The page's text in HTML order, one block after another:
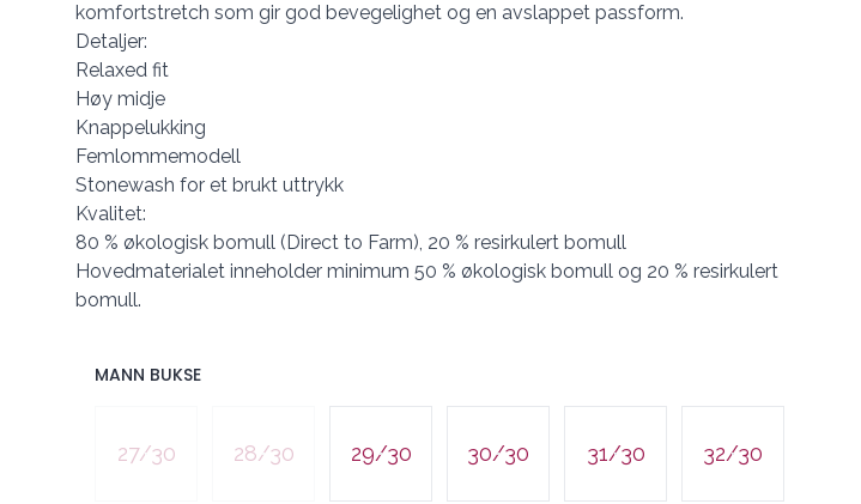
komfortstretch som gir god bevegelighet og en avslappet passform.
Detaljer:
Relaxed fit
Høy midje
Knappelukking
Femlommemodell
Stonewash for et brukt uttrykk
Kvalitet:
80 % økologisk bomull (Direct to Farm), 20 % resirkulert bomull
Hovedmaterialet inneholder minimum 50 % økologisk bomull og 20 % resirkulert
bomull.
MANN BUKSE
27/30 28/30 29/30 30/30 31/30 32/30